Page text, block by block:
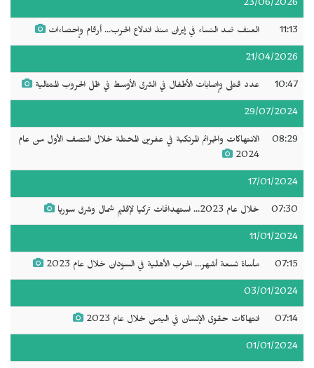
23/06/2026
11:13 العنف ضد النساء في إيران منذ اندلاع الحرب... أرقام وإحصاءات
21/04/2026
10:47 عدد قتلى وإصابات الأطفال في الشرق الأوسط في ظل الحروب المتتالية
29/07/2024
08:29
الانتهاكات والجرائم المرتكبة في عفرين المحتلة خلال النصف الأول من عام
2024
17/01/2024
07:30 خلال عام 2023... استهدافات تركيا لإقليم شمال وشرق سوريا
11/01/2024
07:15 مأساة تسعة أشهر... الحرب الأهلية في السودان خلال عام 2023
03/01/2024
07:14 انتهاكات حقوق الإنسان في اليمن خلال عام 2023
01/01/2024